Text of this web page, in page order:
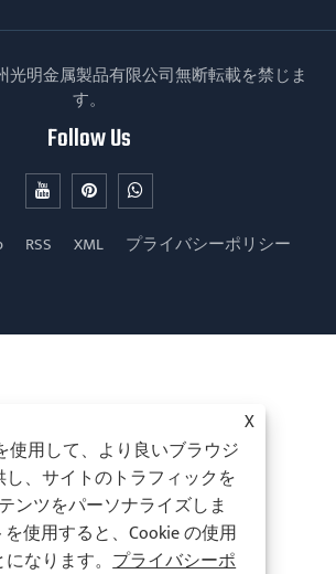
光明金属製品有限公司無断転載を禁じま
す。
Follow Us
RSS XML プライバシーポリシー
X
使用して、より良いブラウジ
、サイトのトラフィックを
ンツをパーソナライズしま
使用すると、Cookie の使用
なります。プライバシーポ